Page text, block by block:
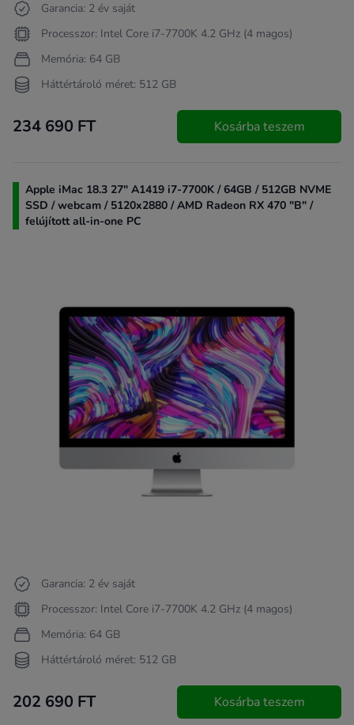
Garancia: 2 év saját
Processzor: Intel Core i7-7700K 4.2 GHz (4 magos)
Memória: 64 GB
Háttértároló méret: 512 GB
234 690 FT Kosárba teszem
Apple iMac 18.3 27" A1419 i7-7700K / 64GB / 512GB NVME
SSD / webcam / 5120x2880 / AMD Radeon RX 470 "B" /
felújított all-in-one PC
Garancia: 2 év saját
Processzor: Intel Core i7-7700K 4.2 GHz (4 magos)
Memória: 64 GB
Háttértároló méret: 512 GB
202 690 FT Kosárba teszem